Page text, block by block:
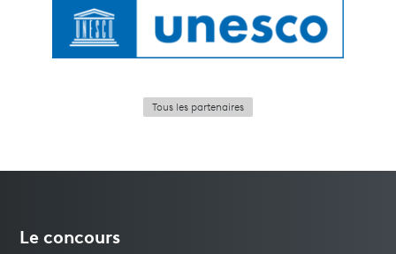
Tous les partenaires
Le concours